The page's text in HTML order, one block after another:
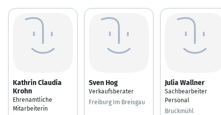
Kathrin Claudia
Krohn
Ehrenamtliche
Mitarbeiterin
Sven Hog
Verkaufsberater
Freiburg Im Breisgau
Julia Wallner
Sachbearbeiter
Personal
Bruckmühl